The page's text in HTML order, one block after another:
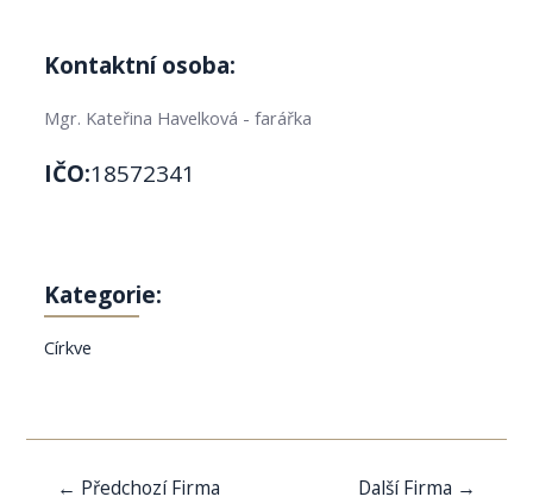
Kontaktní osoba:
Mgr. Kateřina Havelková - farářka
IČO:18572341
Kategorie:
Církve
Navigace
← Předchozí Firma Další Firma →